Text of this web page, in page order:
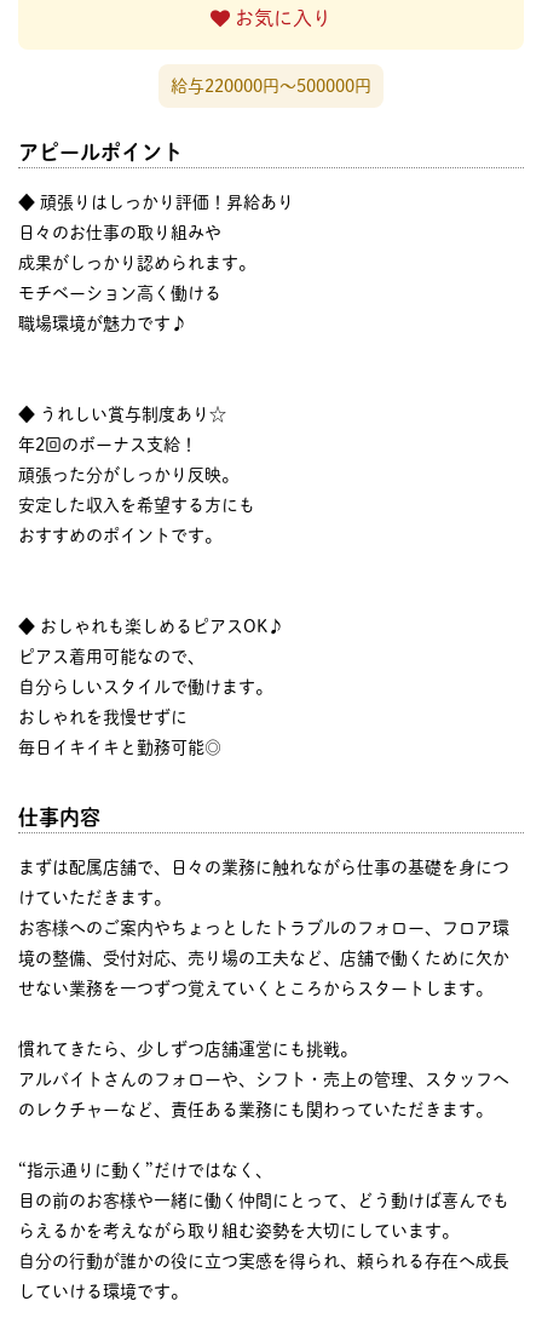
お気に入り
給与220000円〜500000円
アピールポイント
◆ 頑張りはしっかり評価！昇給あり
日々のお仕事の取り組みや
成果がしっかり認められます。
モチベーション高く働ける
職場環境が魅力です♪
◆ うれしい賞与制度あり☆
年2回のボーナス支給！
頑張った分がしっかり反映。
安定した収入を希望する方にも
おすすめのポイントです。
◆ おしゃれも楽しめるピアスOK♪
ピアス着用可能なので、
自分らしいスタイルで働けます。
おしゃれを我慢せずに
毎日イキイキと勤務可能◎
仕事内容
まずは配属店舗で、日々の業務に触れながら仕事の基礎を身につ
けていただきます。
お客様へのご案内やちょっとしたトラブルのフォロー、フロア環
境の整備、受付対応、売り場の工夫など、店舗で働くために欠か
せない業務を一つずつ覚えていくところからスタートします。
慣れてきたら、少しずつ店舗運営にも挑戦。
アルバイトさんのフォローや、シフト・売上の管理、スタッフへ
のレクチャーなど、責任ある業務にも関わっていただきます。
“指示通りに動く”だけではなく、
目の前のお客様や一緒に働く仲間にとって、どう動けば喜んでも
らえるかを考えながら取り組む姿勢を大切にしています。
自分の行動が誰かの役に立つ実感を得られ、頼られる存在へ成長
していける環境です。